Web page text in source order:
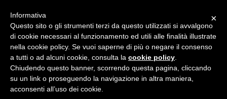
L'ALTRA PAGINA
Festival di Berlino: Orso dʼOro a
“On body and Soul”
×
Informativa
Questo sito o gli strumenti terzi da questo utilizzati si avvalgono
di cookie necessari al funzionamento ed utili alle finalità illustrate
nella cookie policy. Se vuoi saperne di più o negare il consenso
a tutti o ad alcuni cookie, consulta la cookie policy
Chiudendo questo banner, scorrendo questa pagina, cliccando
su un link o proseguendo la navigazione in altra maniera,
acconsenti all’uso dei cookie.